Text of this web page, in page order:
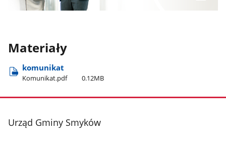
Materiały
komunikat
Komunikat.pdf 0.12MB
stopka
Urząd Gminy Smyków